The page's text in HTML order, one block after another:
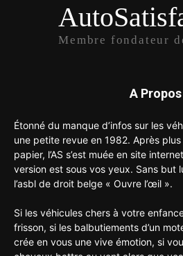
Membre fondateur
A Propos
Étonné du manque d’infos sur les
une petite revue en 1982. Après
papier, l’AS s’est muée en site
version est sous vos yeux. Sans but
l’asbl de droit belge « Ouvre l’œil ».
Si les véhicules chers à votre
frisson, si les balbutiements d’un
crée en vous une vive émotion, si